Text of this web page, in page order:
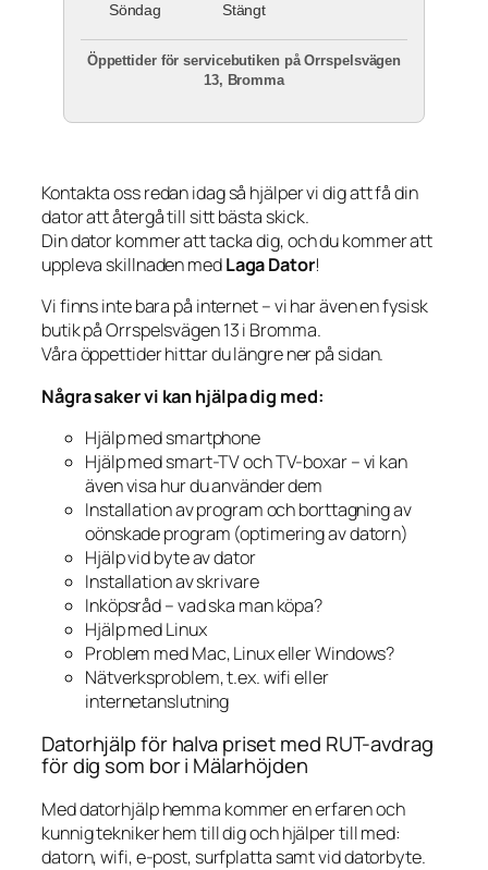
Söndag
Stängt
Öppettider för servicebutiken på Orrspelsvägen
13, Bromma
Kontakta oss redan idag så hjälper vi dig att få din
dator att återgå till sitt bästa skick.
Din dator kommer att tacka dig, och du kommer att
uppleva skillnaden medLaga Dator!
Vi finns inte bara på internet – vi har även en fysisk
butik på Orrspelsvägen 13 i Bromma.
Våra öppettider hittar du längre ner på sidan.
Några saker vi kan hjälpa dig med:
Hjälp med smartphone
Hjälp med smart-TV och TV-boxar – vi kan
även visa hur du använder dem
Installation av program och borttagning av
oönskade program (optimering av datorn)
Hjälp vid byte av dator
Installation av skrivare
Inköpsråd – vad ska man köpa?
Hjälp med Linux
Problem med Mac, Linux eller Windows?
Nätverksproblem, t.ex. wifi eller
internetanslutning
Datorhjälp för halva priset med RUT-avdrag
för dig som bor i Mälarhöjden
Med datorhjälp hemma kommer en erfaren och
kunnig tekniker hem till dig och hjälper till med:
datorn, wifi, e-post, surfplatta samt vid datorbyte.